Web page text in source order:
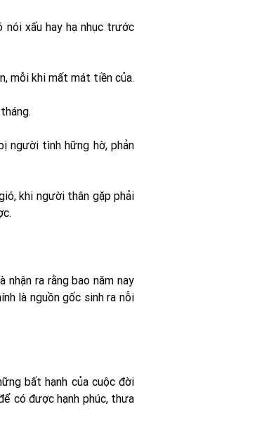
nói xấu hay hạ nhục trước
mỗi khi mất mát tiền của.
người tình hững hờ, phản
khi người thân gặp phải
ra rằng bao năm nay
là nguồn gốc sinh ra nỗi
bất hạnh của cuộc đời
có được hạnh phúc, thưa